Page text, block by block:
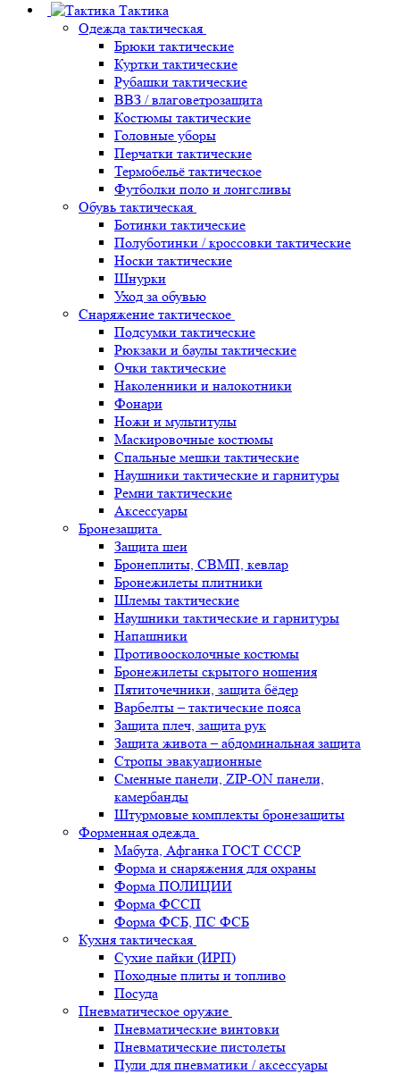
Тактика
Одежда тактическая
Брюки тактические
Куртки тактические
Рубашки тактические
ВВЗ / влаговетрозащита
Костюмы тактические
Головные уборы
Перчатки тактические
Термобельё тактическое
Футболки поло и лонгсливы
Обувь тактическая
Ботинки тактические
Полуботинки / кроссовки тактические
Носки тактические
Шнурки
Уход за обувью
Снаряжение тактическое
Подсумки тактические
Рюкзаки и баулы тактические
Очки тактические
Наколенники и налокотники
Фонари
Ножи и мультитулы
Маскировочные костюмы
Спальные мешки тактические
Наушники тактические и гарнитуры
Ремни тактические
Аксессуары
Бронезащита
Защита шеи
Бронеплиты, СВМП, кевлар
Бронежилеты плитники
Шлемы тактические
Наушники тактические и гарнитуры
Напашники
Противоосколочные костюмы
Бронежилеты скрытого ношения
Пятиточечники, защита бёдер
Варбелты – тактические пояса
Защита плеч, защита рук
Защита живота – абдоминальная защита
Стропы эвакуационные
Сменные панели, ZIP-ON панели,
камербанды
Штурмовые комплекты бронезащиты
Форменная одежда
Мабута, Афганка ГОСТ СССР
Форма и снаряжения для охраны
Форма ПОЛИЦИИ
Форма ФССП
Форма ФСБ, ПС ФСБ
Кухня тактическая
Сухие пайки (ИРП)
Походные плиты и топливо
Посуда
Пневматическое оружие
Пневматические винтовки
Пневматические пистолеты
Пули для пневматики / аксессуары